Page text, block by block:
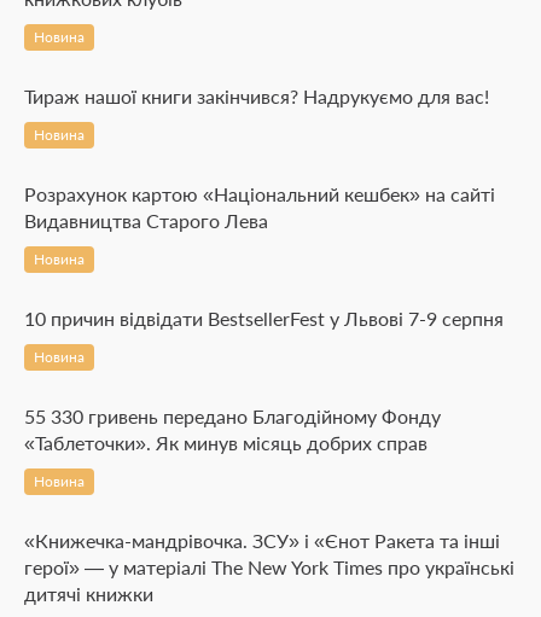
Новина
Тираж нашої книги закінчився? Надрукуємо для вас!
Новина
Розрахунок картою «Національний кешбек» на сайті
Видавництва Старого Лева
Новина
10 причин відвідати BestsellerFest у Львові 7-9 серпня
Новина
55 330 гривень передано Благодійному Фонду
«Таблеточки». Як минув місяць добрих справ
Новина
«Книжечка-мандрівочка. ЗСУ» і «Єнот Ракета та інші
герої» — у матеріалі The New York Times про українські
дитячі книжки